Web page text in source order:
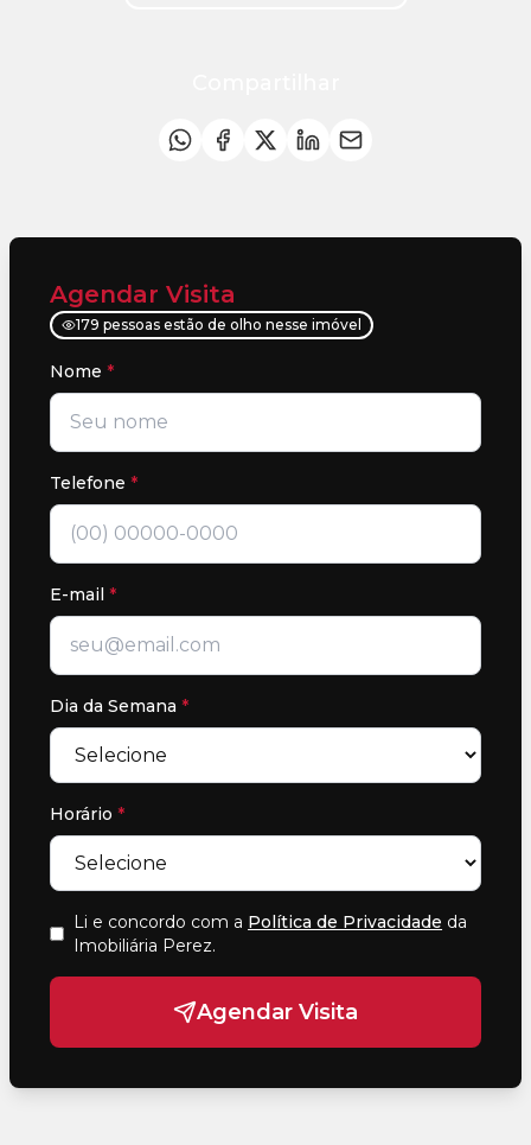
Agendar Visita
179 pessoas estão de olho nesse imóvel
Nome *
Telefone *
E-mail *
Dia da Semana *
Horário *
Li e concordo com a Política de Privacidade da
Imobiliária Perez.
Agendar Visita